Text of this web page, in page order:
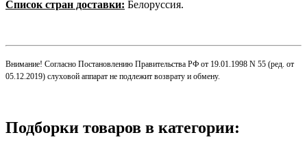
Список стран доставки: Белоруссия.
Внимание! Согласно Постановлению Правительства РФ от 19.01.1998 N 55 (ред. от
05.12.2019) слуховой аппарат не подлежит возврату и обмену.
Подборки товаров в категории: